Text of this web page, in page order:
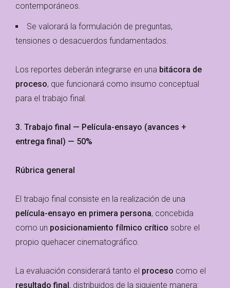
contemporáneos.
Se valorará la formulación de preguntas,
tensiones o desacuerdos fundamentados.
Los reportes deberán integrarse en una bitácora de
proceso, que funcionará como insumo conceptual
para el trabajo final.
3. Trabajo final — Película-ensayo (avances +
entrega final) — 50%
Rúbrica general
El trabajo final consiste en la realización de una
película-ensayo en primera persona, concebida
como un posicionamiento fílmico crítico sobre el
propio quehacer cinematográfico.
La evaluación considerará tanto el proceso como el
resultado final, distribuidos de la siguiente manera: